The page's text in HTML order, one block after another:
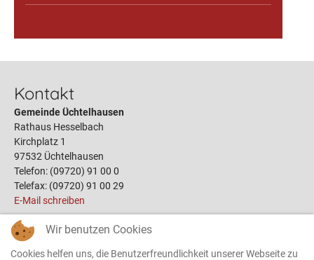
Kontakt
Gemeinde Üchtelhausen
Rathaus Hesselbach
Kirchplatz 1
97532 Üchtelhausen
Telefon: (09720) 91 00 0
Telefax: (09720) 91 00 29
E-Mail schreiben
Links
Wir benutzen Cookies
Cookies helfen uns, die Benutzerfreundlichkeit unserer Webseite zu